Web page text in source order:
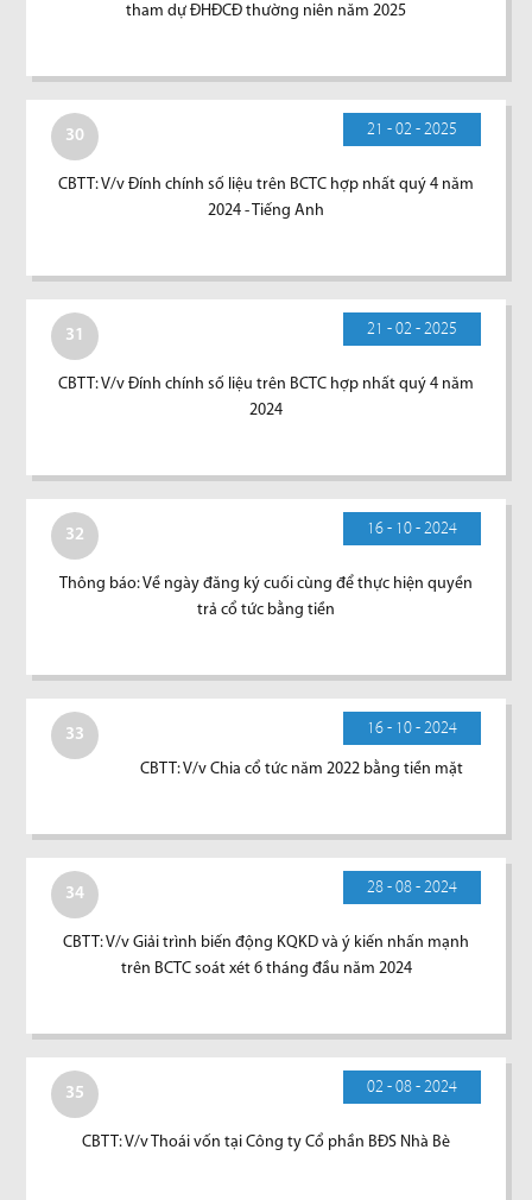
tham dự ĐHĐCĐ thường niên năm 2025
30 21 - 02 - 2025
CBTT: V/v Đính chính số liệu trên BCTC hợp nhất quý 4 năm
2024 - Tiếng Anh
31 21 - 02 - 2025
CBTT: V/v Đính chính số liệu trên BCTC hợp nhất quý 4 năm
2024
32 16 - 10 - 2024
Thông báo: Về ngày đăng ký cuối cùng để thực hiện quyền
trả cổ tức bằng tiền
33 16 - 10 - 2024
CBTT: V/v Chia cổ tức năm 2022 bằng tiền mặt
34 28 - 08 - 2024
CBTT: V/v Giải trình biến động KQKD và ý kiến nhấn mạnh
trên BCTC soát xét 6 tháng đầu năm 2024
35 02 - 08 - 2024
CBTT: V/v Thoái vốn tại Công ty Cổ phần BĐS Nhà Bè